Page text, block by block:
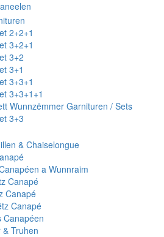
2+2+1
3+2+1
3+2
3+1
3+3+1
3+3+1+1
Wunnzëmmer Garnituren / Sets
3+3
& Chaiselongue
a Wunnraim
Canapé
Canapé
Canapé
Canapéen
& Truhen